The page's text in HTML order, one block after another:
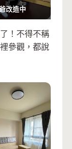
改造中
！不得不稱
參觀，都說